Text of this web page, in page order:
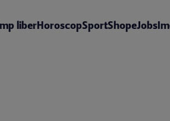
liberHoroscopSportShopeJobs